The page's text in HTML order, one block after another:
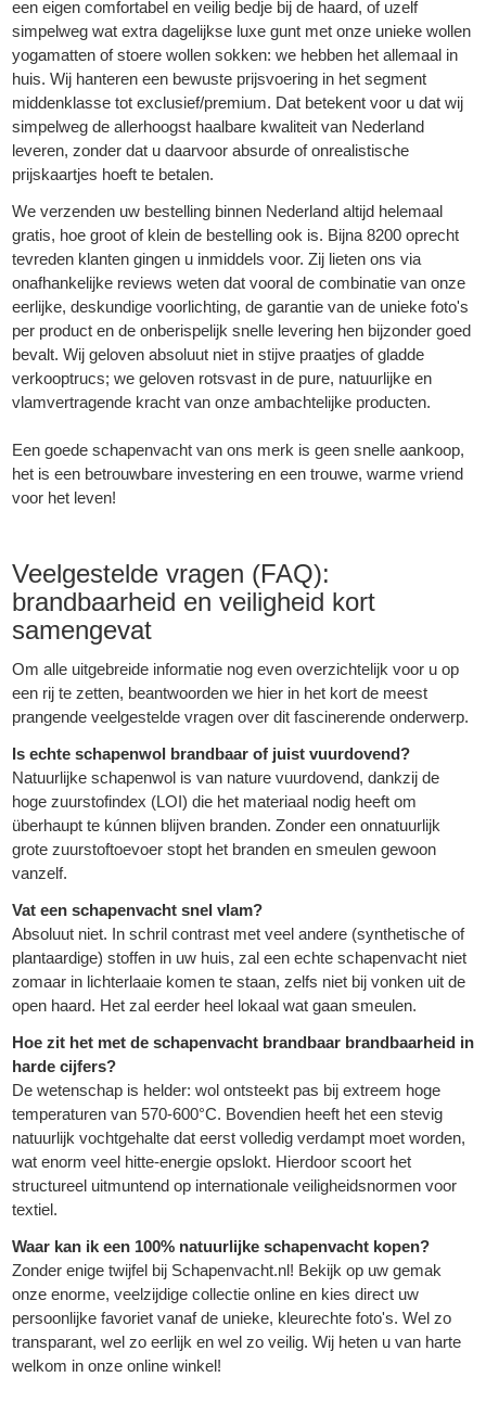
een eigen comfortabel en veilig bedje bij de haard, of uzelf
simpelweg wat extra dagelijkse luxe gunt met onze unieke wollen
yogamatten of stoere wollen sokken: we hebben het allemaal in
huis. Wij hanteren een bewuste prijsvoering in het segment
middenklasse tot exclusief/premium. Dat betekent voor u dat wij
simpelweg de allerhoogst haalbare kwaliteit van Nederland
leveren, zonder dat u daarvoor absurde of onrealistische
prijskaartjes hoeft te betalen.
We verzenden uw bestelling binnen Nederland altijd helemaal
gratis, hoe groot of klein de bestelling ook is. Bijna 8200 oprecht
tevreden klanten gingen u inmiddels voor. Zij lieten ons via
onafhankelijke reviews weten dat vooral de combinatie van onze
eerlijke, deskundige voorlichting, de garantie van de unieke foto's
per product en de onberispelijk snelle levering hen bijzonder goed
bevalt. Wij geloven absoluut niet in stijve praatjes of gladde
verkooptrucs; we geloven rotsvast in de pure, natuurlijke en
vlamvertragende kracht van onze ambachtelijke producten.
Een goede schapenvacht van ons merk is geen snelle aankoop,
het is een betrouwbare investering en een trouwe, warme vriend
voor het leven!
Veelgestelde vragen (FAQ):
brandbaarheid en veiligheid kort
samengevat
Om alle uitgebreide informatie nog even overzichtelijk voor u op
een rij te zetten, beantwoorden we hier in het kort de meest
prangende veelgestelde vragen over dit fascinerende onderwerp.
Is echte schapenwol brandbaar of juist vuurdovend?
Natuurlijke schapenwol is van nature vuurdovend, dankzij de
hoge zuurstofindex (LOI) die het materiaal nodig heeft om
überhaupt te kúnnen blijven branden. Zonder een onnatuurlijk
grote zuurstoftoevoer stopt het branden en smeulen gewoon
vanzelf.
Vat een schapenvacht snel vlam?
Absoluut niet. In schril contrast met veel andere (synthetische of
plantaardige) stoffen in uw huis, zal een echte schapenvacht niet
zomaar in lichterlaaie komen te staan, zelfs niet bij vonken uit de
open haard. Het zal eerder heel lokaal wat gaan smeulen.
Hoe zit het met de schapenvacht brandbaar brandbaarheid in
harde cijfers?
De wetenschap is helder: wol ontsteekt pas bij extreem hoge
temperaturen van 570-600°C. Bovendien heeft het een stevig
natuurlijk vochtgehalte dat eerst volledig verdampt moet worden,
wat enorm veel hitte-energie opslokt. Hierdoor scoort het
structureel uitmuntend op internationale veiligheidsnormen voor
textiel.
Waar kan ik een 100% natuurlijke schapenvacht kopen?
Zonder enige twijfel bij Schapenvacht.nl! Bekijk op uw gemak
onze enorme, veelzijdige collectie online en kies direct uw
persoonlijke favoriet vanaf de unieke, kleurechte foto's. Wel zo
transparant, wel zo eerlijk en wel zo veilig. Wij heten u van harte
welkom in onze online winkel!